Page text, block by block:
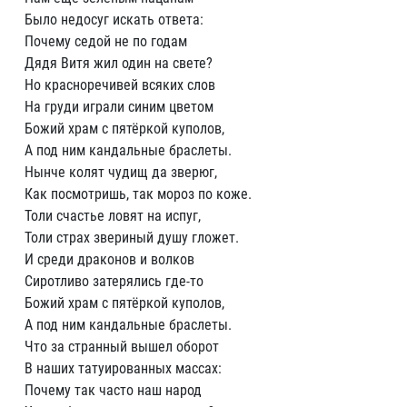
Было недосуг искать ответа:
Почему седой не по годам
Дядя Витя жил один на свете?
Но красноречивей всяких слов
На груди играли синим цветом
Божий храм с пятёркой куполов,
А под ним кандальные браслеты.
Нынче колят чудищ да зверюг,
Как посмотришь, так мороз по коже.
Толи счастье ловят на испуг,
Толи страх звериный душу гложет.
И среди драконов и волков
Сиротливо затерялись где-то
Божий храм с пятёркой куполов,
А под ним кандальные браслеты.
Что за странный вышел оборот
В наших татуированных массах:
Почему так часто наш народ